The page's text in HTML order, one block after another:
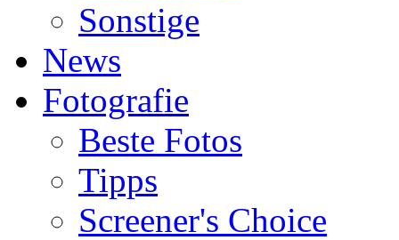
Sonstige
News
Fotografie
Beste Fotos
Tipps
Screener's Choice